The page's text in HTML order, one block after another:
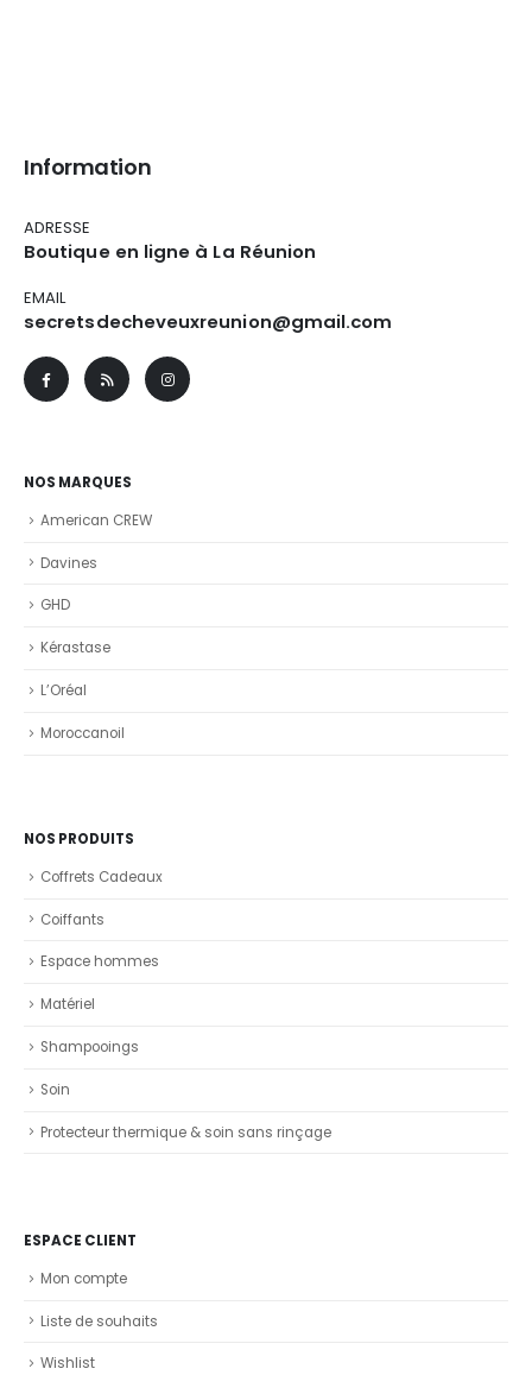
Information
ADRESSE
Boutique en ligne à La Réunion
EMAIL
secretsdecheveuxreunion@gmail.com
NOS MARQUES
American CREW
Davines
GHD
Kérastase
L’Oréal
Moroccanoil
NOS PRODUITS
Coffrets Cadeaux
Coiffants
Espace hommes
Matériel
Shampooings
Soin
Protecteur thermique & soin sans rinçage
ESPACE CLIENT
Mon compte
Liste de souhaits
Wishlist